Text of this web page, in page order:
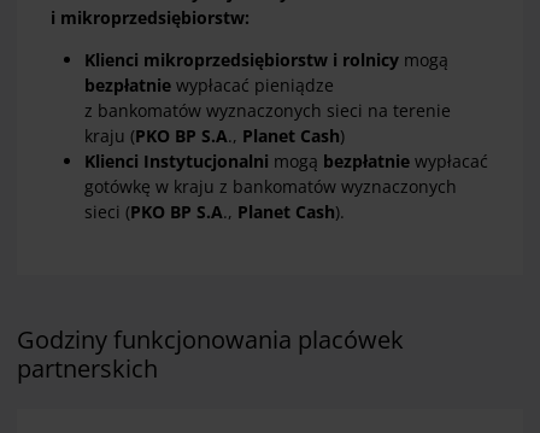
i mikroprzedsiębiorstw:
Klienci mikroprzedsiębiorstw i rolnicy mogą
bezpłatnie wypłacać pieniądze
z bankomatów wyznaczonych sieci na terenie
kraju (PKO BP S.A., Planet Cash)
Klienci Instytucjonalni mogą bezpłatnie wypłacać
gotówkę w kraju z bankomatów wyznaczonych
sieci (PKO BP S.A., Planet Cash).
Godziny funkcjonowania placówek
partnerskich